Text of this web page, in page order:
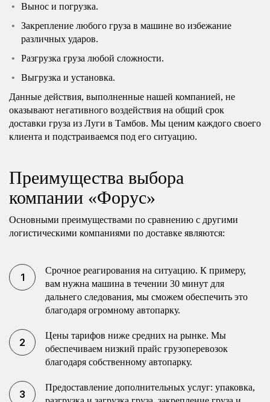
Вынос и погрузка.
Закрепление любого груза в машине во избежание
различных ударов.
Разгрузка груза любой сложности.
Выгрузка и установка.
Данные действия, выполненные нашей компанией, не
оказывают негативного воздействия на общий срок
доставки груза из Луги в Тамбов. Мы ценим каждого своего
клиента и подстраиваемся под его ситуацию.
Преимущества выбора
компании «Форус»
Основными преимуществами по сравнению с другими
логистическими компаниями по доставке являются:
Срочное реагирования на ситуацию. К примеру,
вам нужна машина в течении 30 минут для
дальнего следования, мы сможем обеспечить это
благодаря огромному автопарку.
Цены тарифов ниже средних на рынке. Мы
обеспечиваем низкий прайс грузоперевозок
благодаря собственному автопарку.
Предоставление дополнительных услуг: упаковка,